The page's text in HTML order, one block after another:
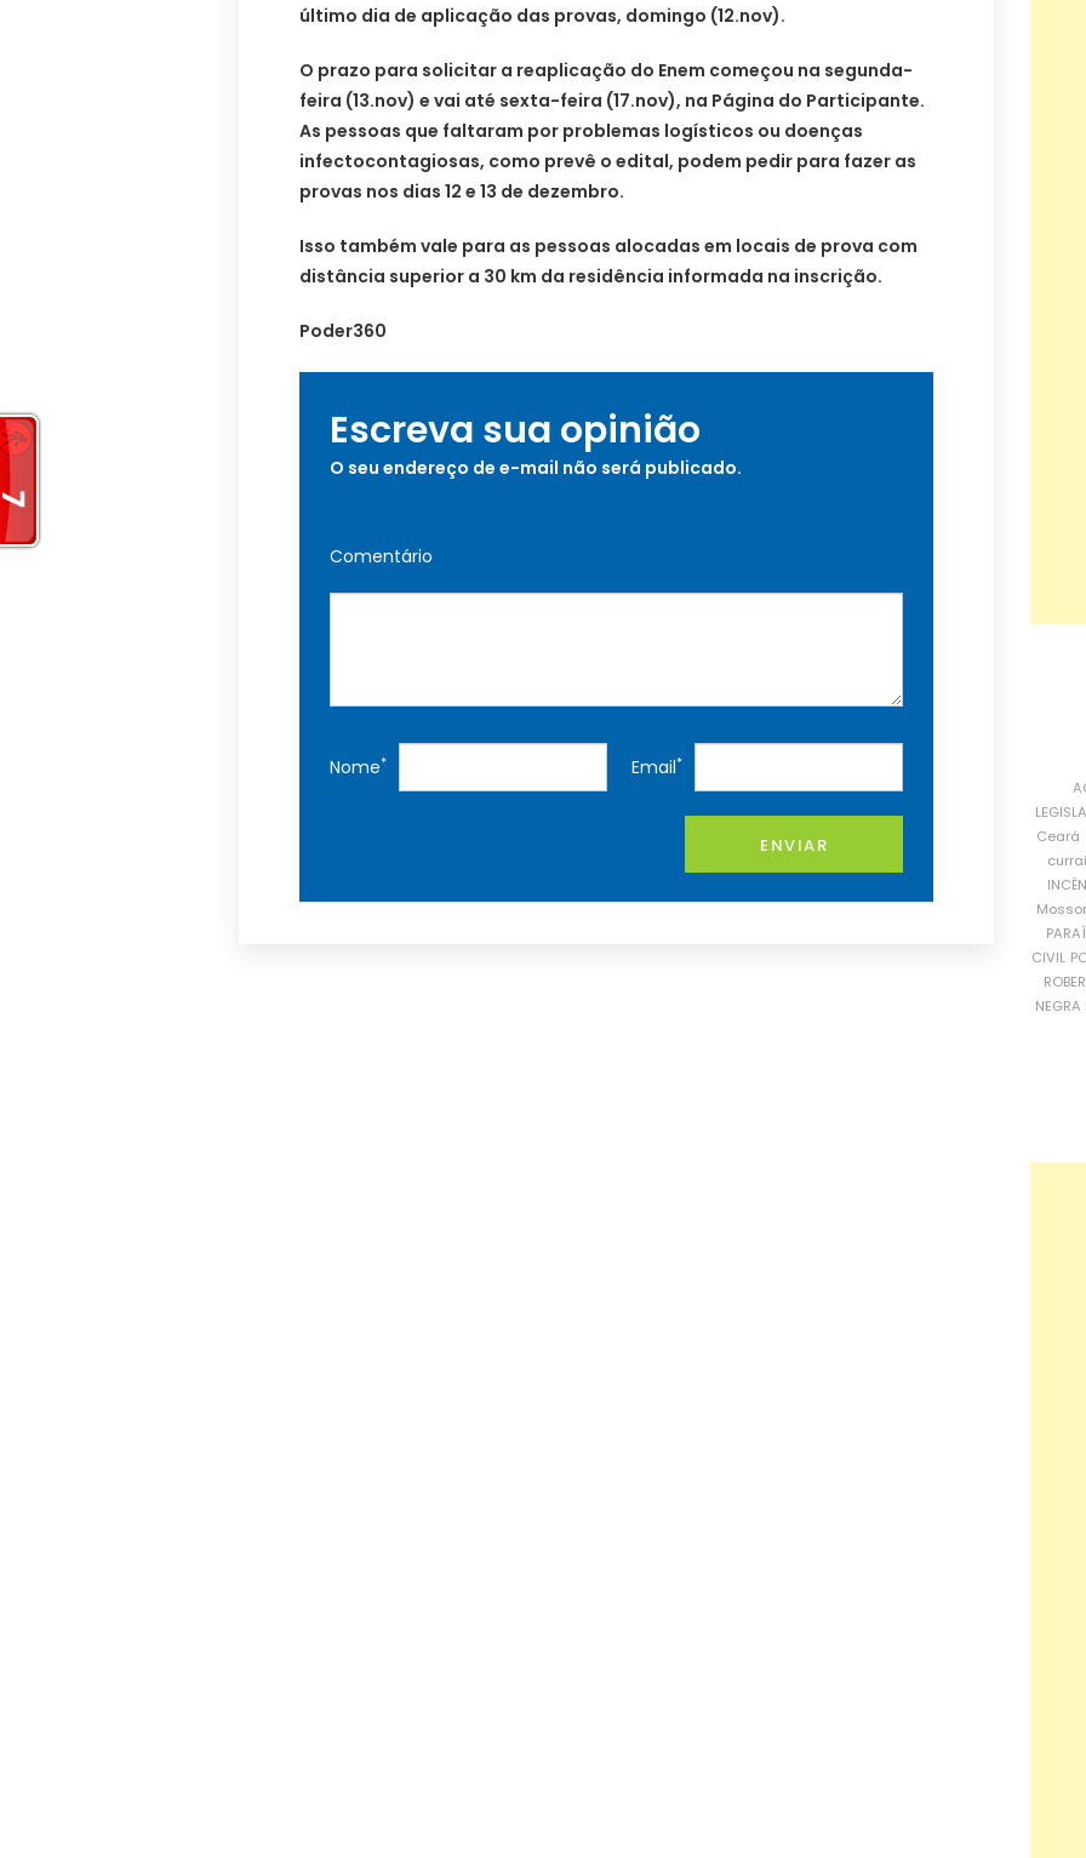
último dia de aplicação das provas, domingo (12.nov).
O prazo para solicitar a reaplicação do Enem começou na segunda-
feira (13.nov) e vai até sexta-feira (17.nov), na Página do Participante.
As pessoas que faltaram por problemas logísticos ou doenças
infectocontagiosas, como prevê o edital, podem pedir para fazer as
provas nos dias 12 e 13 de dezembro.
Isso também vale para as pessoas alocadas em locais de prova com
distância superior a 30 km da residência informada na inscrição.
Poder360
Escreva sua opinião
O seu endereço de e-mail não será publicado.
Comentário
Nome* Email*
ENVIAR
Ceará
CIVIL
NEGRA